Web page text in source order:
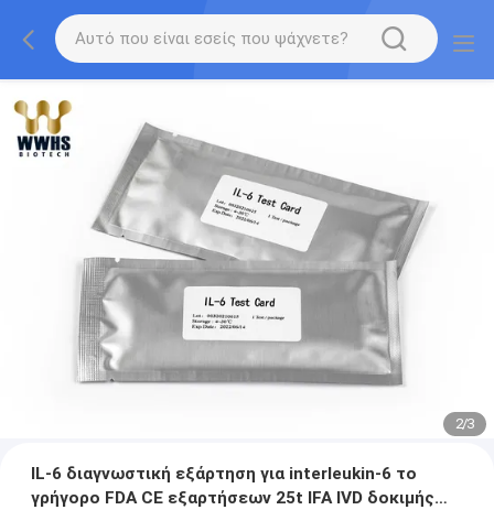
2/3
IL-6 διαγνωστική εξάρτηση για interleukin-6 το
γρήγορο FDA CE εξαρτήσεων 25t IFA IVD δοκιμής